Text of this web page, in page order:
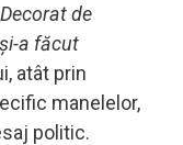
de
a făcut
atât prin
manelelor,
politic.